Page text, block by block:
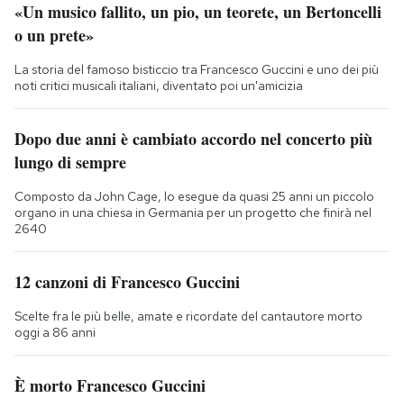
«Un musico fallito, un pio, un teorete, un Bertoncelli
o un prete»
La storia del famoso bisticcio tra Francesco Guccini e uno dei più
noti critici musicali italiani, diventato poi un'amicizia
Dopo due anni è cambiato accordo nel concerto più
lungo di sempre
Composto da John Cage, lo esegue da quasi 25 anni un piccolo
organo in una chiesa in Germania per un progetto che finirà nel
2640
12 canzoni di Francesco Guccini
Scelte fra le più belle, amate e ricordate del cantautore morto
oggi a 86 anni
È morto Francesco Guccini